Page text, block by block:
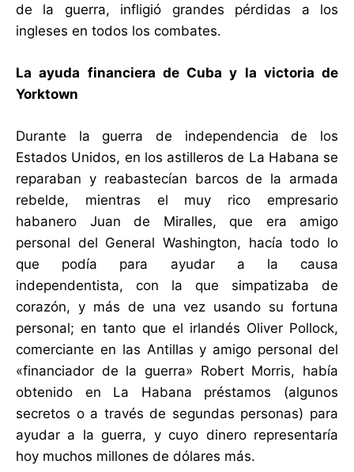
de la guerra, infligió grandes pérdidas a los
ingleses en todos los combates.
La ayuda financiera de Cuba y la victoria de
Yorktown
Durante la guerra de independencia de los
Estados Unidos, en los astilleros de La Habana se
reparaban y reabastecían barcos de la armada
rebelde, mientras el muy rico empresario
habanero Juan de Miralles, que era amigo
personal del General Washington, hacía todo lo
que podía para ayudar a la causa
independentista, con la que simpatizaba de
corazón, y más de una vez usando su fortuna
personal; en tanto que el irlandés Oliver Pollock,
comerciante en las Antillas y amigo personal del
«financiador de la guerra» Robert Morris, había
obtenido en La Habana préstamos (algunos
secretos o a través de segundas personas) para
ayudar a la guerra, y cuyo dinero representaría
hoy muchos millones de dólares más.